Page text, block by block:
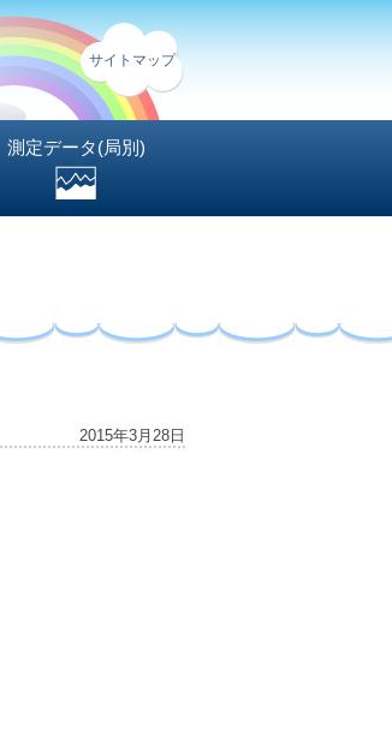
サイトマップ
測定データ(局別)
2015年3月28日